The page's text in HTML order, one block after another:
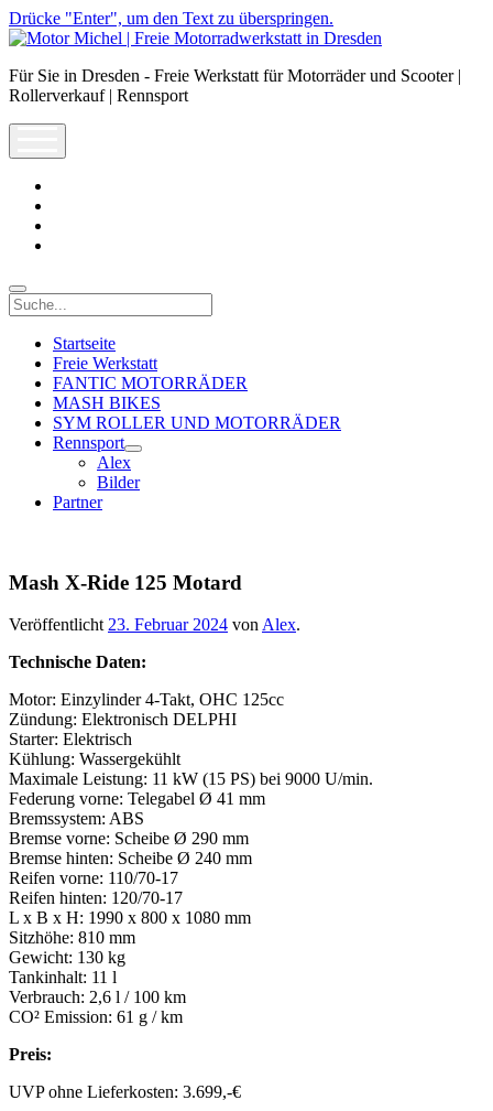
Drücke "Enter", um den Text zu überspringen.
Motor
|
Freie
Dresden
Für Sie in Dresden - Freie Werkstatt für Motorräder und Scooter |
Rollerverkauf | Rennsport
Suche
Startseite
Freie Werkstatt
FANTIC MOTORRÄDER
MASH BIKES
SYM ROLLER UND MOTORRÄDER
Rennsport
open
menu
Alex
Bilder
Partner
Mash X-Ride 125 Motard
Veröffentlicht23. Februar 2024 vonAlex.
Technische Daten:
Motor: Einzylinder 4-Takt, OHC 125cc
Zündung: Elektronisch DELPHI
Starter: Elektrisch
Kühlung: Wassergekühlt
Maximale Leistung: 11 kW (15 PS) bei 9000 U/min.
Federung vorne: Telegabel Ø 41 mm
Bremssystem: ABS
Bremse vorne: Scheibe Ø 290 mm
Bremse hinten: Scheibe Ø 240 mm
Reifen vorne: 110/70-17
Reifen hinten: 120/70-17
L x B x H: 1990 x 800 x 1080 mm
Sitzhöhe: 810 mm
Gewicht: 130 kg
Tankinhalt: 11 l
Verbrauch: 2,6 l / 100 km
CO² Emission: 61 g / km
Preis:
UVP ohne Lieferkosten: 3.699,-€